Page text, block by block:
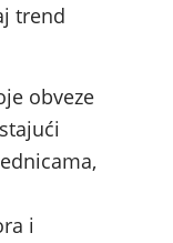
trend
obveze
i